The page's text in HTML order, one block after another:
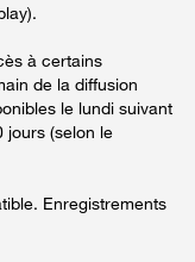
à certains
de la diffusion
le lundi suivant
jours (selon le
Enregistrements